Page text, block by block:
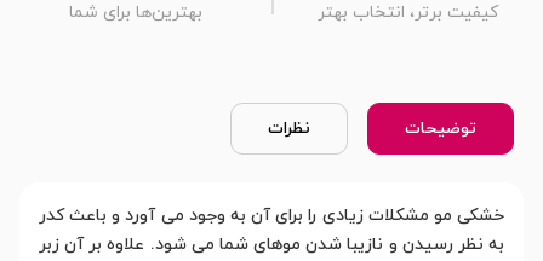
کیفیت برتر، انتخاب بهتر بهترین‌ها برای شما
توضیحات نظرات
خشکی مو مشکلات زیادی را برای آن به وجود می آورد و باعث کدر
به نظر رسیدن و نازیبا شدن موهای شما می شود. علاوه بر آن زبر